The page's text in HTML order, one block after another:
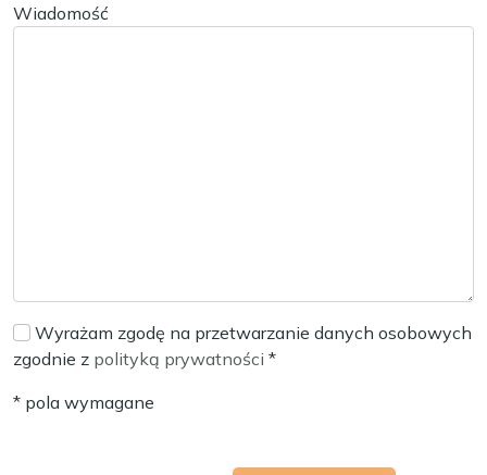
Wiadomość
Wyrażam zgodę na przetwarzanie danych osobowych
zgodnie z polityką prywatności *
* pola wymagane